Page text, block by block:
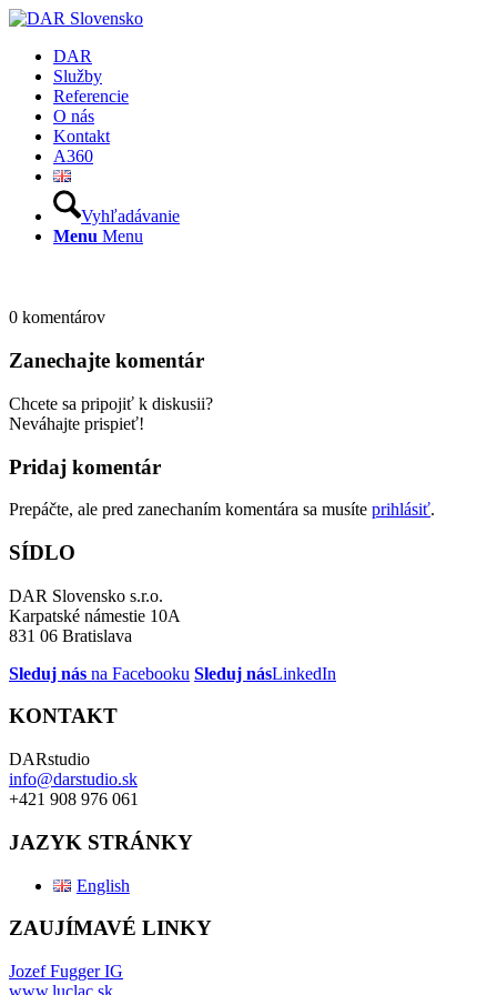
DAR
Služby
Referencie
O nás
Kontakt
A360
Vyhľadávanie
Menu Menu
0 komentárov
Zanechajte komentár
Chcete sa pripojiť k diskusii?
Neváhajte prispieť!
Pridaj komentár
Prepáčte, ale pred zanechaním komentára sa musíte prihlásiť.
SÍDLO
DAR Slovensko s.r.o.
Karpatské námestie 10A
831 06 Bratislava
Sleduj nás na Facebooku Sleduj násLinkedIn
KONTAKT
DARstudio
info@darstudio.sk
+421 908 976 061
JAZYK STRÁNKY
English
ZAUJÍMAVÉ LINKY
Jozef Fugger IG
www.luclac.sk